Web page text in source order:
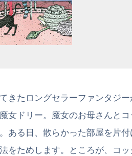
きたロングセラーファンタジ
ドリー。魔女のお母さんとコ
ある日、散らかった部屋を片付
をためします。ところが、コ